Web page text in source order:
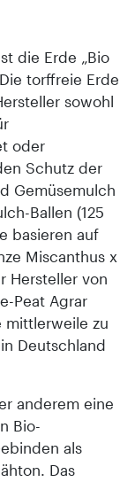
die Erde „Bio
torffreie Erde
sowohl
oder
Schutz der
Gemüsemulch
Ballen (125
basieren auf
Miscanthus x
Hersteller von
Peat Agrar
mittlerweile zu
Deutschland
anderem eine
Bio-
als
Das